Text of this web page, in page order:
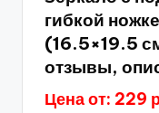
гибкой
(16.5×19.5
отзывы,
Цена от: 229